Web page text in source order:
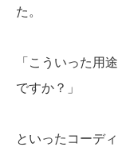
た。
「こういった用
ですか？」
といったコーデ